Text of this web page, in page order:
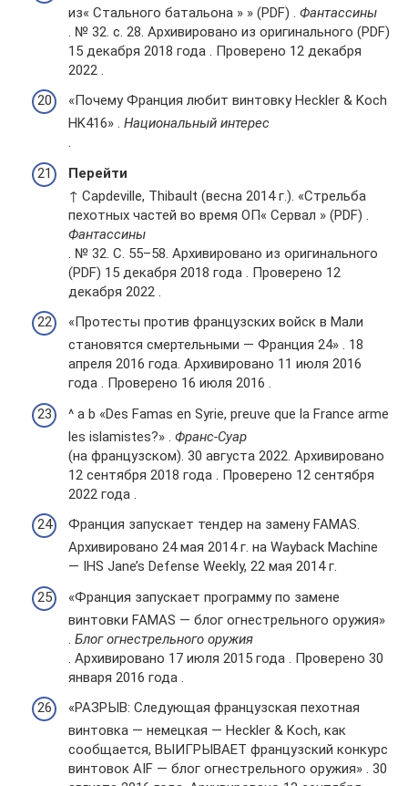
из« Стального батальона » » (PDF) . Фантассины
. № 32. с. 28. Архивировано из оригинального (PDF)
15 декабря 2018 года . Проверено 12 декабря
2022 .
«Почему Франция любит винтовку Heckler & Koch
HK416» . Национальный интерес
.
Перейти
↑ Capdeville, Thibault (весна 2014 г.). «Стрельба
пехотных частей во время ОП« Сервал » (PDF) .
Фантассины
. № 32. С. 55–58. Архивировано из оригинального
(PDF) 15 декабря 2018 года . Проверено 12
декабря 2022 .
«Протесты против французских войск в Мали
становятся смертельными — Франция 24» . 18
апреля 2016 года. Архивировано 11 июля 2016
года . Проверено 16 июля 2016 .
^ a b «Des Famas en Syrie, preuve que la France arme
les islamistes?» . Франс-Суар
(на французском). 30 августа 2022. Архивировано
12 сентября 2018 года . Проверено 12 сентября
2022 года .
Франция запускает тендер на замену FAMAS.
Архивировано 24 мая 2014 г. на Wayback Machine
— IHS Jane’s Defense Weekly, 22 мая 2014 г.
«Франция запускает программу по замене
винтовки FAMAS — блог огнестрельного оружия»
Блог огнестрельного оружия
. Архивировано 17 июля 2015 года . Проверено 30
января 2016 года .
«РАЗРЫВ: Следующая французская пехотная
винтовка — немецкая — Heckler & Koch, как
сообщается, ВЫИГРЫВАЕТ французский конкурс
винтовок AIF — блог огнестрельного оружия» . 30